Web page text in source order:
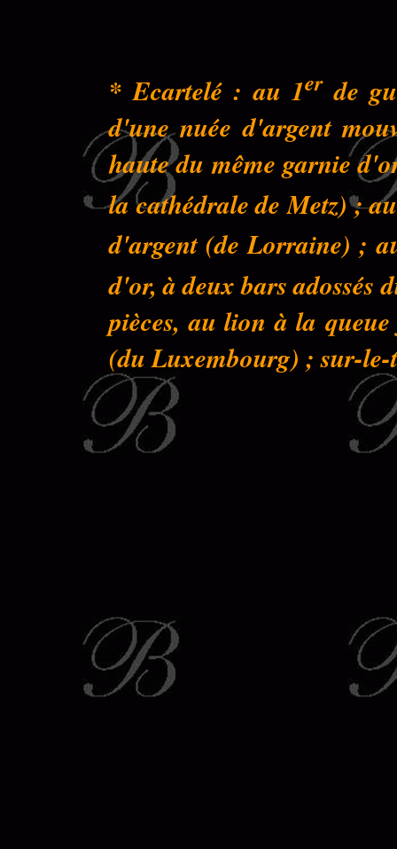
* Ecartelé : au 1erde
d'une nuée d'argent
haute du même garnie
la cathédrale de Metz) ;
d'argent (de Lorraine) ;
d'or, à deux bars adossés
pièces, au lion à la
(du Luxembourg) ; sur-le-